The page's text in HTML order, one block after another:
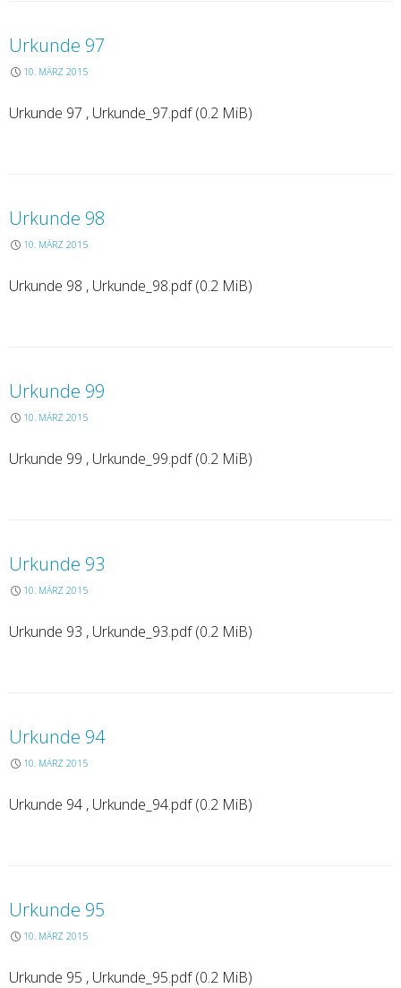
Urkunde 97
10. MÄRZ 2015
Urkunde 97 , Urkunde_97.pdf (0.2 MiB)
Urkunde 98
10. MÄRZ 2015
Urkunde 98 , Urkunde_98.pdf (0.2 MiB)
Urkunde 99
10. MÄRZ 2015
Urkunde 99 , Urkunde_99.pdf (0.2 MiB)
Urkunde 93
10. MÄRZ 2015
Urkunde 93 , Urkunde_93.pdf (0.2 MiB)
Urkunde 94
10. MÄRZ 2015
Urkunde 94 , Urkunde_94.pdf (0.2 MiB)
Urkunde 95
10. MÄRZ 2015
Urkunde 95 , Urkunde_95.pdf (0.2 MiB)